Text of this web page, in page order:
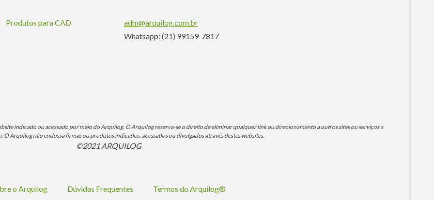
Produtos para CAD
adm@arquilog.com.br
Whatsapp: (21) 99159-7817
indicado ou acessado por meio do Arquilog. O Arquilog reserva-se o direito de eliminar qualquer link ou direcionamento a outros sites ou serviços a
O Arquilog não endossa firmas ou produtos indicados, acessados ou divulgados através destes websites.
©2021 ARQUILOG
o Arquilog Dúvidas Frequentes Termos do Arquilog®